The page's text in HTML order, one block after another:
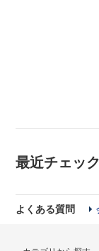
最近チェッ
よくある質問